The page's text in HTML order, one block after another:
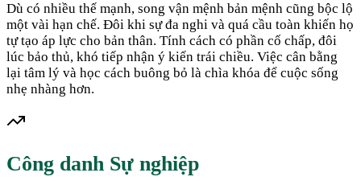
Dù có nhiều thế mạnh, song vận mệnh bản mệnh cũng bộc lộ
một vài hạn chế. Đôi khi sự đa nghi và quá cầu toàn khiến họ
tự tạo áp lực cho bản thân. Tính cách có phần cố chấp, đôi
lúc bảo thủ, khó tiếp nhận ý kiến trái chiều. Việc cân bằng
lại tâm lý và học cách buông bỏ là chìa khóa để cuộc sống
nhẹ nhàng hơn.
Công danh Sự nghiệp